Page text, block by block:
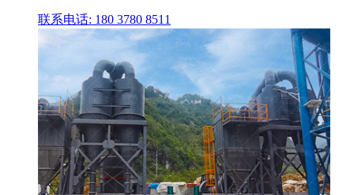
联系电话: 180 3780 8511